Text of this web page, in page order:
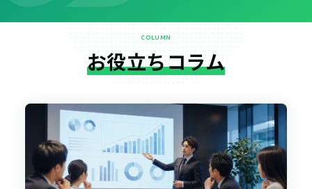
COLUMN
お役立ちコラム